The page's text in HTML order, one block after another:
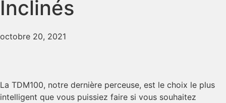
Inclinés
octobre 20, 2021
La TDM100, notre dernière perceuse, est le choix le plus
intelligent que vous puissiez faire si vous souhaitez